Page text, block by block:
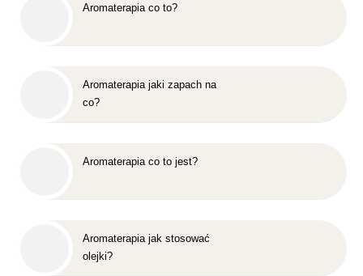
Aromaterapia co to?
Aromaterapia jaki zapach na
co?
Aromaterapia co to jest?
Aromaterapia jak stosować
olejki?